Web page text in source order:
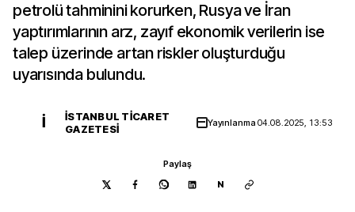
petrolü tahminini korurken, Rusya ve İran
yaptırımlarının arz, zayıf ekonomik verilerin ise
talep üzerinde artan riskler oluşturduğu
uyarısında bulundu.
İ
İSTANBUL TICARET
GAZETESI
Yayınlanma04.08.2025, 13:53
Paylaş
N